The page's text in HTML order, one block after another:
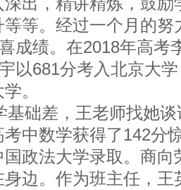
等。经过一个月的努
成绩。在2018年高考
以681分考入北京大
。
基础差 ， 王老师找她谈
中数学获得了142分
政法大学录取。商向
边。作为班主任， 王